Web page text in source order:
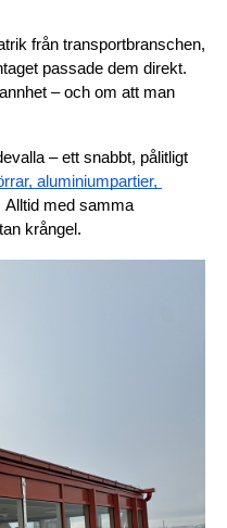
från transportbranschen,
passade dem direkt.
– och om att man
– ett snabbt, pålitligt
aluminiumpartier,
Alltid med samma
krångel.